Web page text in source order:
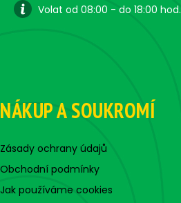
Volat od 08:00 - do 18:00 hod.
NÁKUP A SOUKROMÍ
Zásady ochrany údajů
Obchodní podmínky
Jak používáme cookies